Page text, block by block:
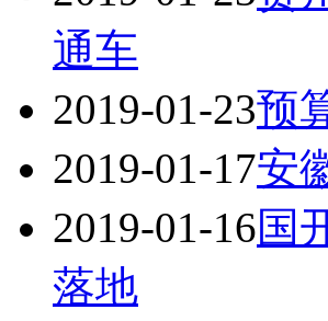
通车
2019-01-23预
2019-01-17安
2019-01-16国
落地